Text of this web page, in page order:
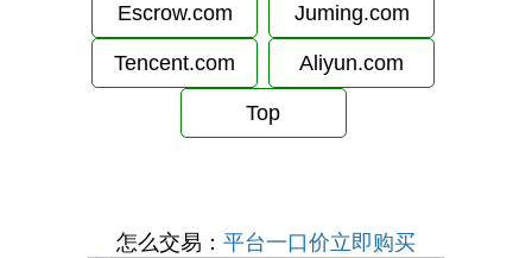
Escrow.com Juming.com
Tencent.com Aliyun.com
Top
怎么交易： 平台一口价立即购买